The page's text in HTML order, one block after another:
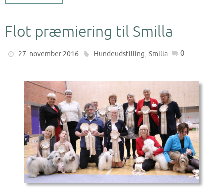
Flot præmiering til Smilla
27. november 2016 Hundeudstilling, Smilla 0